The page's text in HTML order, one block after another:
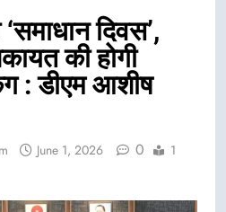
दिवस’,
की होगी
: डीएम आशीष
June 1, 2026 0
1